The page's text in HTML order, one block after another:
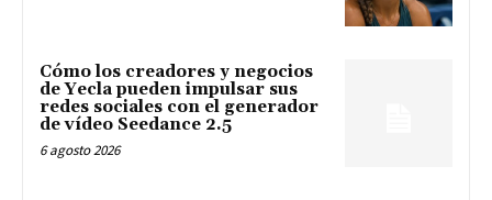
Cómo los creadores y negocios
de Yecla pueden impulsar sus
redes sociales con el generador
de vídeo Seedance 2.5
6 agosto 2026